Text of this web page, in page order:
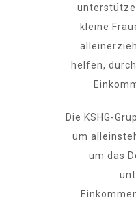
kleine
helfen,
Die KSHG-
um
um das